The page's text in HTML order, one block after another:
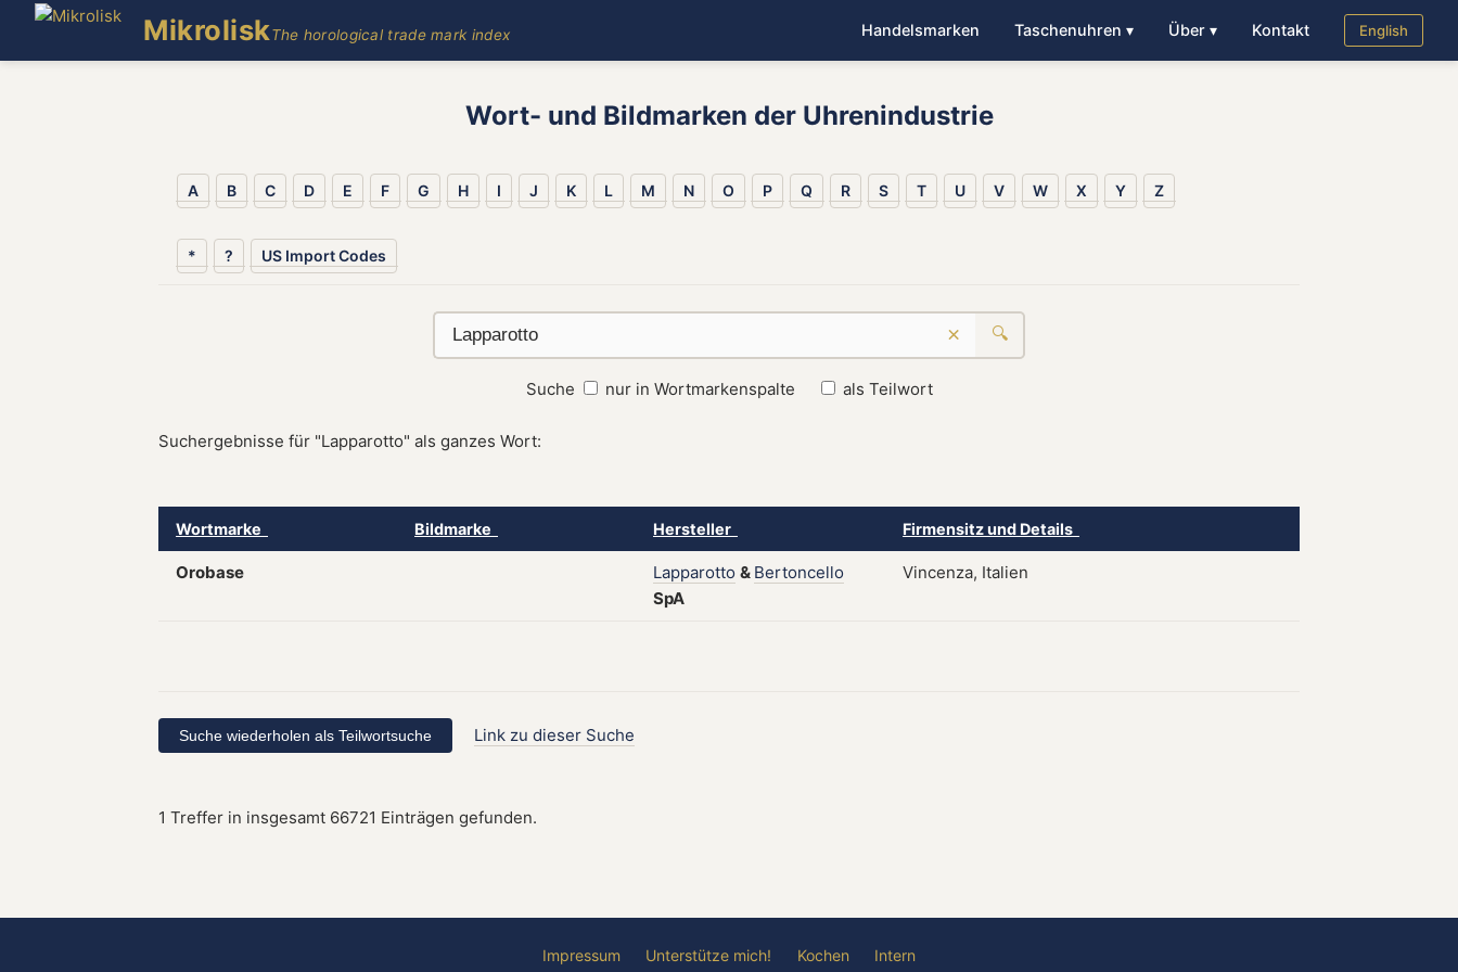
MikroliskThe horological trade mark index Handelsmarken Taschenuhren ▾ Über ▾ Kontakt English
Wort- und Bildmarken der Uhrenindustrie
A B C D E F G H I J K L M N O P Q R S T U V W X Y Z
* ? US Import Codes
× 🔍
Suche nur in Wortmarkenspalte als Teilwort
Suchergebnisse für "Lapparotto" als ganzes Wort:
Wortmarke Bildmarke Hersteller Firmensitz und Details
Orobase Lapparotto & Bertoncello
SpA
Vincenza, Italien
Link zu dieser Suche
1 Treffer in insgesamt 66721 Einträgen gefunden.
Impressum Unterstütze mich! Kochen Intern